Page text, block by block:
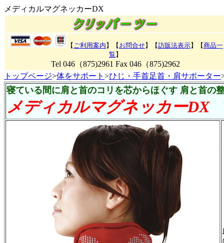
メディカルマグネッカーDX
【 ご利用案内 】【 お問合せ】【訪販法表示】 【商品一
覧 】
Tel 046（875)2961 Fax 046（875)2962
トップページ>体をサポート >ひじ・手首足首・肩サポーター
寝ている間に肩と首のコリを芯からほぐす 肩と首の
メディカルマグネッカーDX